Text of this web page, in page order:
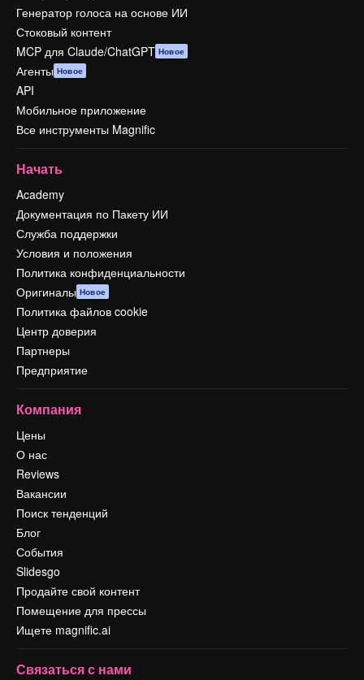
Генератор голоса на основе ИИ
Стоковый контент
MCP для Claude/ChatGPT Новое
Агенты Новое
API
Мобильное приложение
Все инструменты Magnific
Начать
Academy
Документация по Пакету ИИ
Служба поддержки
Условия и положения
Политика конфиденциальности
Оригиналы Новое
Политика файлов cookie
Центр доверия
Партнеры
Предприятие
Компания
Цены
О нас
Reviews
Вакансии
Поиск тенденций
Блог
События
Slidesgo
Продайте свой контент
Помещение для прессы
Ищете magnific.ai
Связаться с нами